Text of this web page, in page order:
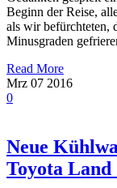
Beginn der Reise,
als wir befürchteten,
Minusgraden
Read More
Mrz 07 2016
0
Neue
Toyota